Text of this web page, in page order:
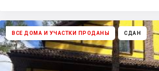
ВСЕ ДОМА И УЧАСТКИ ПРОДАНЫ СДАН